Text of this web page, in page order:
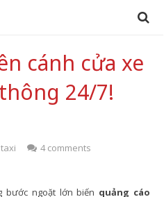
cánh cửa xe
24/7!
4 comments
bước ngoặt lớn biến quảng cáo